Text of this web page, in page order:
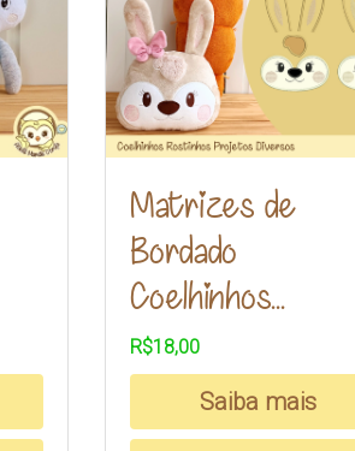
Matrizes de
Bordado
Coelhinhos...
R$18,00
Saiba mais